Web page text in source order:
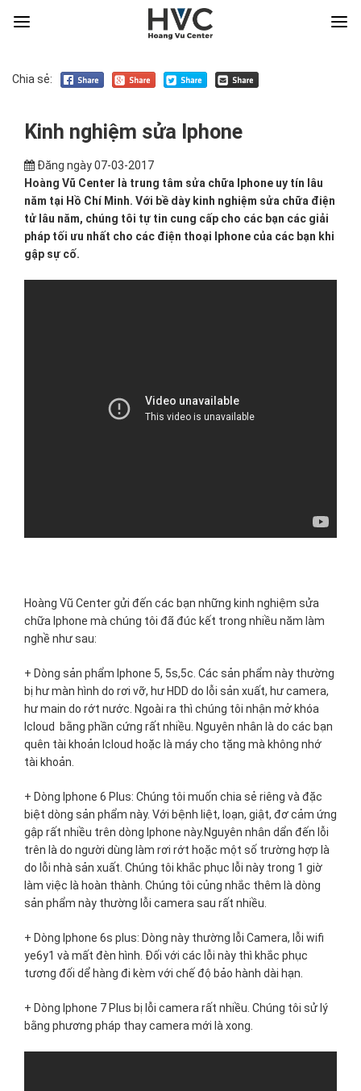
Chia sẻ:
Kinh nghiệm sửa Iphone
Đăng ngày07-03-2017
Hoàng Vũ Center là trung tâm sửa chữa Iphone uy tín lâu
năm tại Hồ Chí Minh. Với bề dày kinh nghiệm sửa chữa điện
tử lâu năm, chúng tôi tự tin cung cấp cho các bạn các giải
pháp tối ưu nhất cho các điện thoại Iphone của các bạn khi
gập sự cố.
Hoàng Vũ Center gửi đến các bạn những kinh nghiệm sửa
chữa Iphone mà chúng tôi đã đúc kết trong nhiều năm làm
nghề như sau:
+ Dòng sản phẩm Iphone 5, 5s,5c. Các sản phẩm này thường
bị hư màn hình do rơi vỡ, hư HDD do lỗi sản xuất, hư camera,
hư main do rớt nước. Ngoài ra thì chúng tôi nhận mở khóa
Icloud bằng phần cứng rất nhiều. Nguyên nhân là do các bạn
quên tài khoản Icloud hoặc là máy cho tặng mà không nhớ
tài khoản.
+ Dòng Iphone 6 Plus: Chúng tôi muốn chia sẻ riêng và đặc
biệt dòng sản phẩm này. Với bệnh liệt, loạn, giật, đơ cảm ứng
gập rất nhiều trên dòng Iphone này.Nguyên nhân dẩn đến lỗi
trên là do người dùng làm rơi rớt hoặc một số trường hợp là
do lỗi nhà sản xuất. Chúng tôi khắc phục lỗi này trong 1 giờ
làm việc là hoàn thành. Chúng tôi củng nhắc thêm là dòng
sản phẩm này thường lỗi camera sau rất nhiều.
+ Dòng Iphone 6s plus: Dòng này thường lỗi Camera, lỗi wifi
ye6y1 và mất đèn hình. Đối với các lỗi này thì khắc phục
tương đối dể hàng đi kèm với chế độ bảo hành dài hạn.
+ Dòng Iphone 7 Plus bị lỗi camera rất nhiều. Chúng tôi sử lý
bằng phương pháp thay camera mới là xong.